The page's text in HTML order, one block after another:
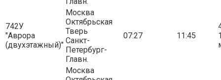
742У
"Аврора
(двухэтажный)"
Москва
Октябрьская
Тверь
Санкт-
Петербург-
Главн.
07:27 11:45
Москва